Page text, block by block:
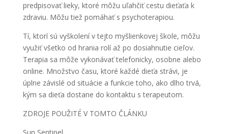
predpisovať lieky, ktoré môžu uľahčiť cestu dieťaťa k
zdraviu. Môžu tiež pomáhať s psychoterapiou.
Tí, ktorí sú vyškolení v tejto myšlienkovej škole, môžu
využiť všetko od hrania rolí až po dosiahnutie cieľov.
Terapia sa môže vykonávať telefonicky, osobne alebo
online. Množstvo času, ktoré každé dieťa strávi, je
úplne závislé od situácie a funkcie toho, ako dlho trvá,
kým sa dieťa dostane do kontaktu s terapeutom.
ZDROJE POUŽITÉ V TOMTO ČLÁNKU